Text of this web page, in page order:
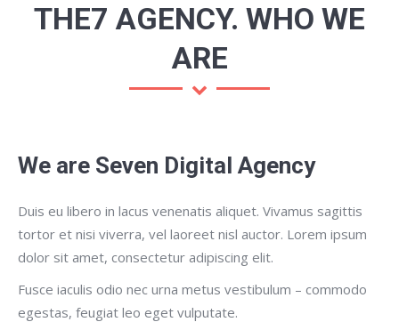
THE7 AGENCY. WHO WE
ARE
We are Seven Digital Agency
Duis eu libero in lacus venenatis aliquet. Vivamus sagittis
tortor et nisi viverra, vel laoreet nisl auctor. Lorem ipsum
dolor sit amet, consectetur adipiscing elit.
Fusce iaculis odio nec urna metus vestibulum – commodo
egestas, feugiat leo eget vulputate.